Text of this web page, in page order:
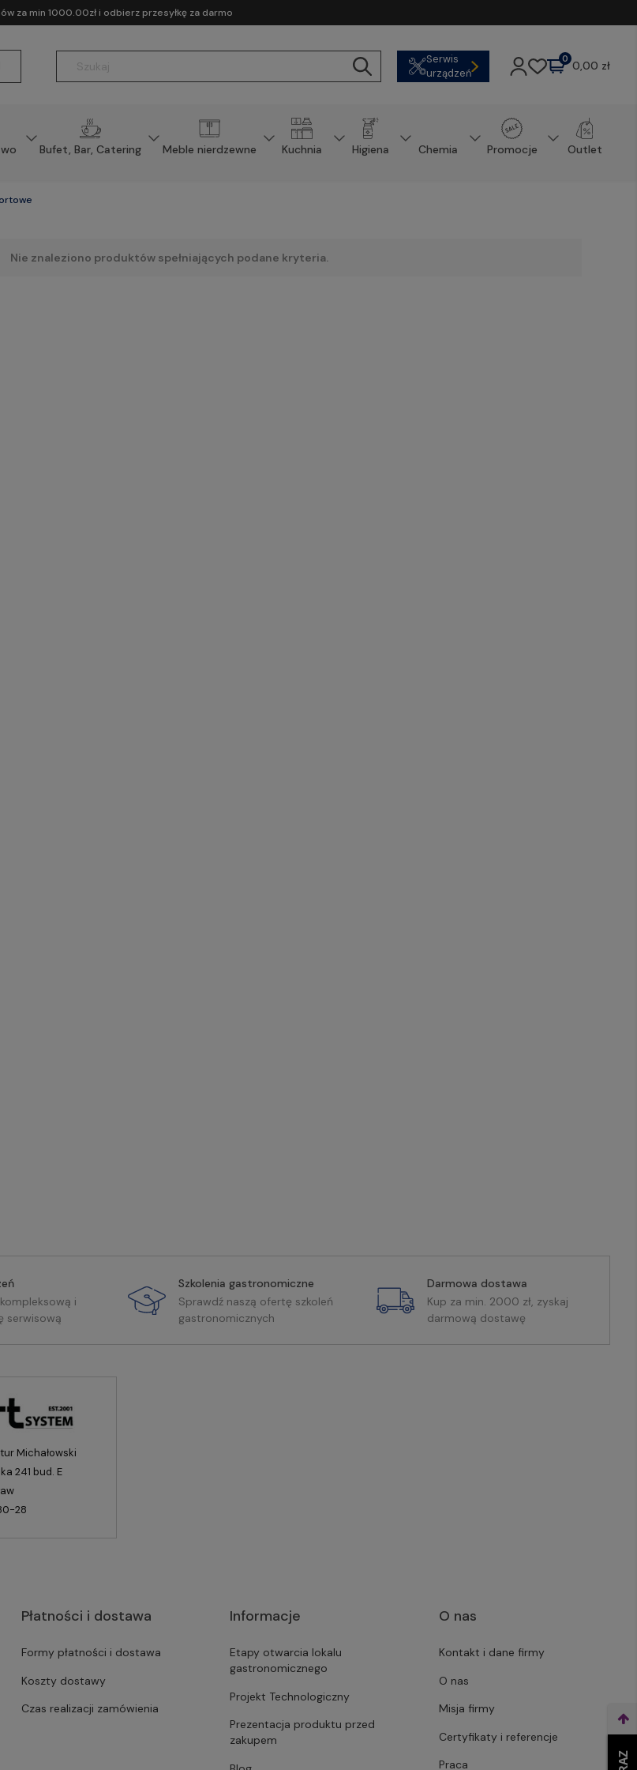
za min 1000.00zł i odbierz przesyłkę za darmo
Serwis
urządzeń
0,00 zł
0
Bufet, Bar, Catering Meble nierdzewne Kuchnia Higiena Chemia Promocje Outlet
Nie znaleziono produktów spełniających podane kryteria.
i
serwisową
Szkolenia gastronomiczne
Sprawdź naszą ofertę szkoleń
gastronomicznych
Darmowa dostawa
Kup za min. 2000 zł, zyskaj
darmową dostawę
Michałowski
241 bud. E
28
Płatności i dostawa
Formy płatności i dostawa
Koszty dostawy
Czas realizacji zamówienia
Informacje
Etapy otwarcia lokalu
gastronomicznego
Projekt Technologiczny
Prezentacja produktu przed
zakupem
O nas
Kontakt i dane firmy
O nas
Misja firmy
Certyfikaty i referencje
Praca